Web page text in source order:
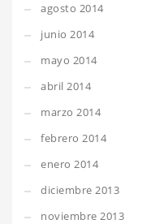
agosto 2014
junio 2014
mayo 2014
abril 2014
marzo 2014
febrero 2014
enero 2014
diciembre 2013
noviembre 2013